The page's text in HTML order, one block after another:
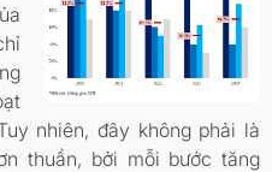
nhiên, đây không phải là
thuần, bởi mỗi bước tăng